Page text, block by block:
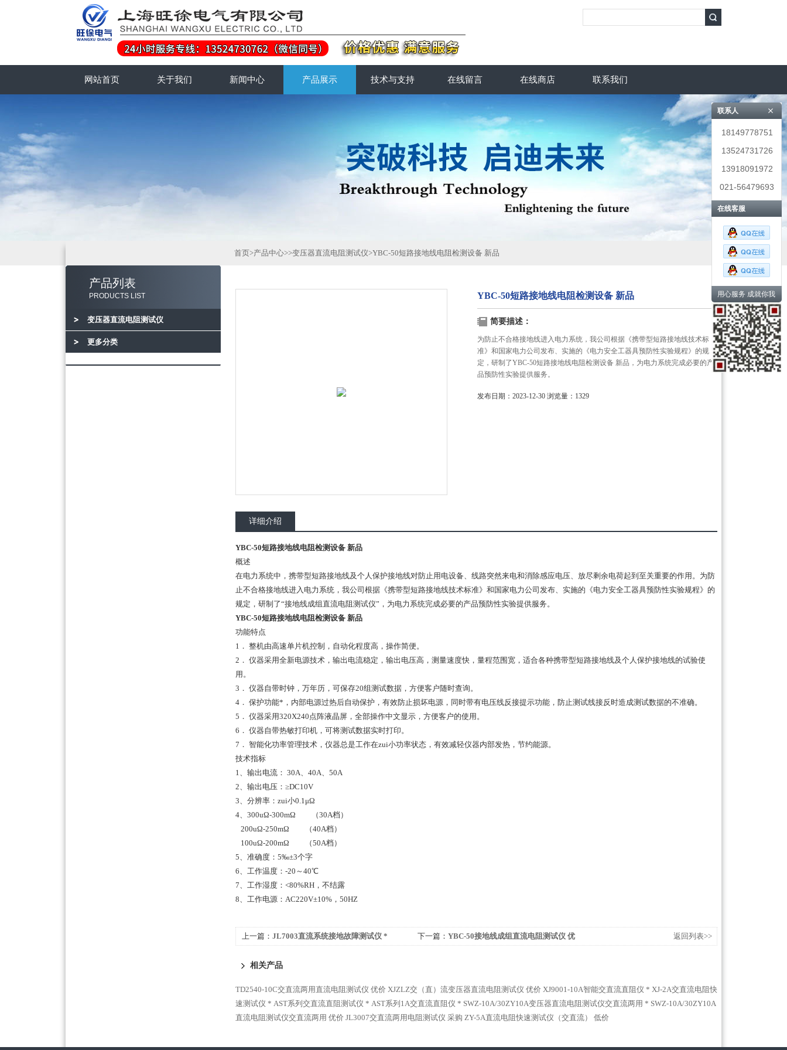
网站首页 关于我们 新闻中心 产品展示 技术与支持 在线留言 在线商店 联系我们
产品列表
PRODUCTS LIST
变压器直流电阻测试仪
更多分类
首页>产品中心>>变压器直流电阻测试仪>YBC-50短路接地线电阻检测设备 新品
YBC-50短路接地线电阻检测设备 新品
简要描述：
为防止不合格接地线进入电力系统，我公司根据《携带型短路接地线技术标
准》和国家电力公司发布、实施的《电力安全工器具预防性实验规程》的规
定，研制了YBC-50短路接地线电阻检测设备 新品，为电力系统完成必要的产
品预防性实验提供服务。
发布日期：2023-12-30 浏览量：1329
详细介绍
YBC-50短路接地线电阻检测设备 新品
概述
在电力系统中，携带型短路接地线及个人保护接地线对防止用电设备、线路突然来电和消除感应电压、放尽剩余电荷起到至关重要的作用。为防
止不合格接地线进入电力系统，我公司根据《携带型短路接地线技术标准》和国家电力公司发布、实施的《电力安全工器具预防性实验规程》的
规定，研制了“接地线成组直流电阻测试仪”，为电力系统完成必要的产品预防性实验提供服务。
YBC-50短路接地线电阻检测设备 新品
功能特点
1． 整机由高速单片机控制，自动化程度高，操作简便。
2． 仪器采用全新电源技术，输出电流稳定，输出电压高，测量速度快，量程范围宽，适合各种携带型短路接地线及个人保护接地线的试验使
用。
3． 仪器自带时钟，万年历，可保存20组测试数据，方便客户随时查询。
4． 保护功能*，内部电源过热后自动保护，有效防止损坏电源，同时带有电压线反接提示功能，防止测试线接反时造成测试数据的不准确。
5． 仪器采用320X240点阵液晶屏，全部操作中文显示，方便客户的使用。
6． 仪器自带热敏打印机，可将测试数据实时打印。
7． 智能化功率管理技术，仪器总是工作在zui小功率状态，有效减轻仪器内部发热，节约能源。
技术指标
1、输出电流： 30A、40A、50A
2、输出电压：≥DC10V
3、分辨率：zui小0.1μΩ
4、300uΩ-300mΩ （30A档）
200uΩ-250mΩ （40A档）
100uΩ-200mΩ （50A档）
5、准确度：5‰±3个字
6、工作温度：-20～40℃
7、工作湿度：<80%RH，不结露
8、工作电源：AC220V±10%，50HZ
上一篇： JL7003直流系统接地故障测试仪 * 下一篇： YBC-50接地线成组直流电阻测试仪 优
返回列表>>
相关产品
TD2540-10C交直流两用直流电阻测试仪 优价 XJZLZ交（直）流变压器直流电阻测试仪 优价 XJ9001-10A智能交直流直阻仪 * XJ-2A交直流电阻快
速测试仪 * AST系列交直流直阻测试仪 * AST系列1A交直流直阻仪 * SWZ-10A/30ZY10A变压器直流电阻测试仪交直流两用 * SWZ-10A/30ZY10A
直流电阻测试仪交直流两用 优价 JL3007交直流两用电阻测试仪 采购 ZY-5A直流电阻快速测试仪（交直流） 低价
联系人
18149778751
13524731726
13918091972
021-56479693
在线客服
用心服务 成就你我